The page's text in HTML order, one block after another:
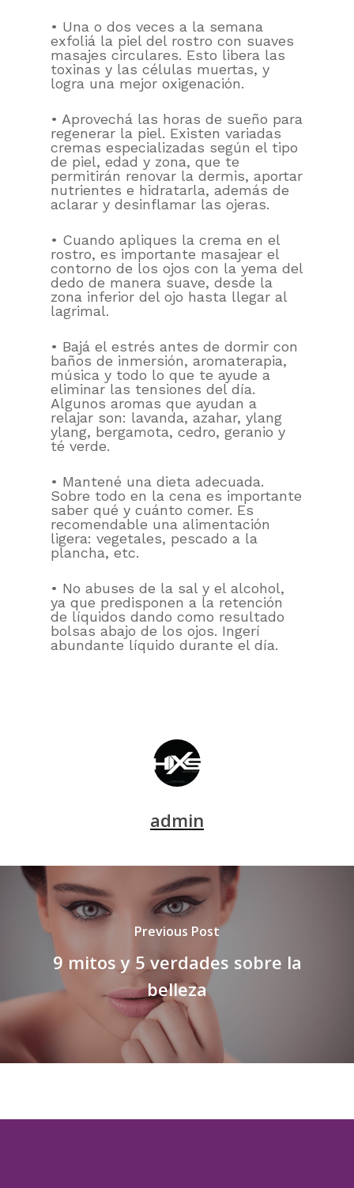
• Una o dos veces a la semana
exfoliá la piel del rostro con suaves
masajes circulares. Esto libera las
toxinas y las células muertas, y
logra una mejor oxigenación.
• Aprovechá las horas de sueño para
regenerar la piel. Existen variadas
cremas especializadas según el tipo
de piel, edad y zona, que te
permitirán renovar la dermis, aportar
nutrientes e hidratarla, además de
aclarar y desinflamar las ojeras.
• Cuando apliques la crema en el
rostro, es importante masajear el
contorno de los ojos con la yema del
dedo de manera suave, desde la
zona inferior del ojo hasta llegar al
lagrimal.
• Bajá el estrés antes de dormir con
baños de inmersión, aromaterapia,
música y todo lo que te ayude a
eliminar las tensiones del día.
Algunos aromas que ayudan a
relajar son: lavanda, azahar, ylang
ylang, bergamota, cedro, geranio y
té verde.
• Mantené una dieta adecuada.
Sobre todo en la cena es importante
saber qué y cuánto comer. Es
recomendable una alimentación
ligera: vegetales, pescado a la
plancha, etc.
• No abuses de la sal y el alcohol,
ya que predisponen a la retención
de líquidos dando como resultado
bolsas abajo de los ojos. Ingerí
abundante líquido durante el día.
admin
Previous Post
9 mitos y 5 verdades sobre la
belleza